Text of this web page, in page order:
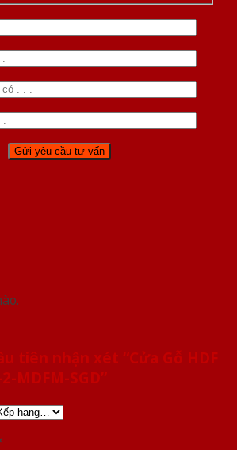
tiên nhận xét “Cửa Gỗ HDF
MDFM-SGD”